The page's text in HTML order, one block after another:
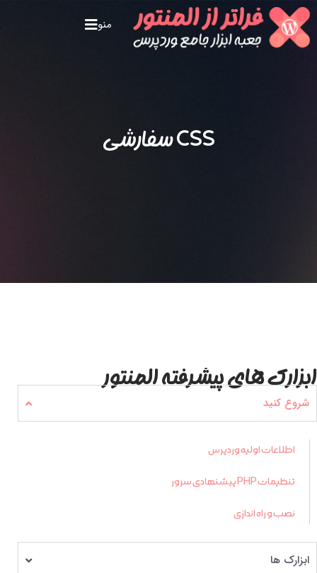
منو
CSS سفارشی
ابزارک های پیشرفته المنتور
شروع کنید
اطلاعات اولیه وردپرس
تنظیمات PHP پیشنهادی سرور
نصب و راه اندازی
ابزارک ها